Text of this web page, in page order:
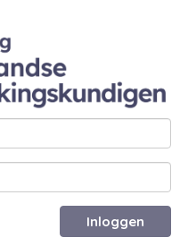
Inloggen